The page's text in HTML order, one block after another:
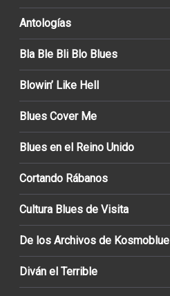
Antologías
Bla Ble Bli Blo Blues
Blowin’ Like Hell
Blues Cover Me
Blues en el Reino Unido
Cortando Rábanos
Cultura Blues de Visita
De los Archivos de Kosmoblue
Diván el Terrible